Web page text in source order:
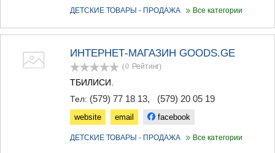
ДЕТСКИЕ ТОВАРЫ - ПРОДАЖА Все категории
ИНТЕРНЕТ-МАГАЗИН GOODS.GE
(0 Рейтинг)
ТБИЛИСИ.
Тел: (579) 77 18 13, (579) 20 05 19
website email facebook
ДЕТСКИЕ ТОВАРЫ - ПРОДАЖА Все категории